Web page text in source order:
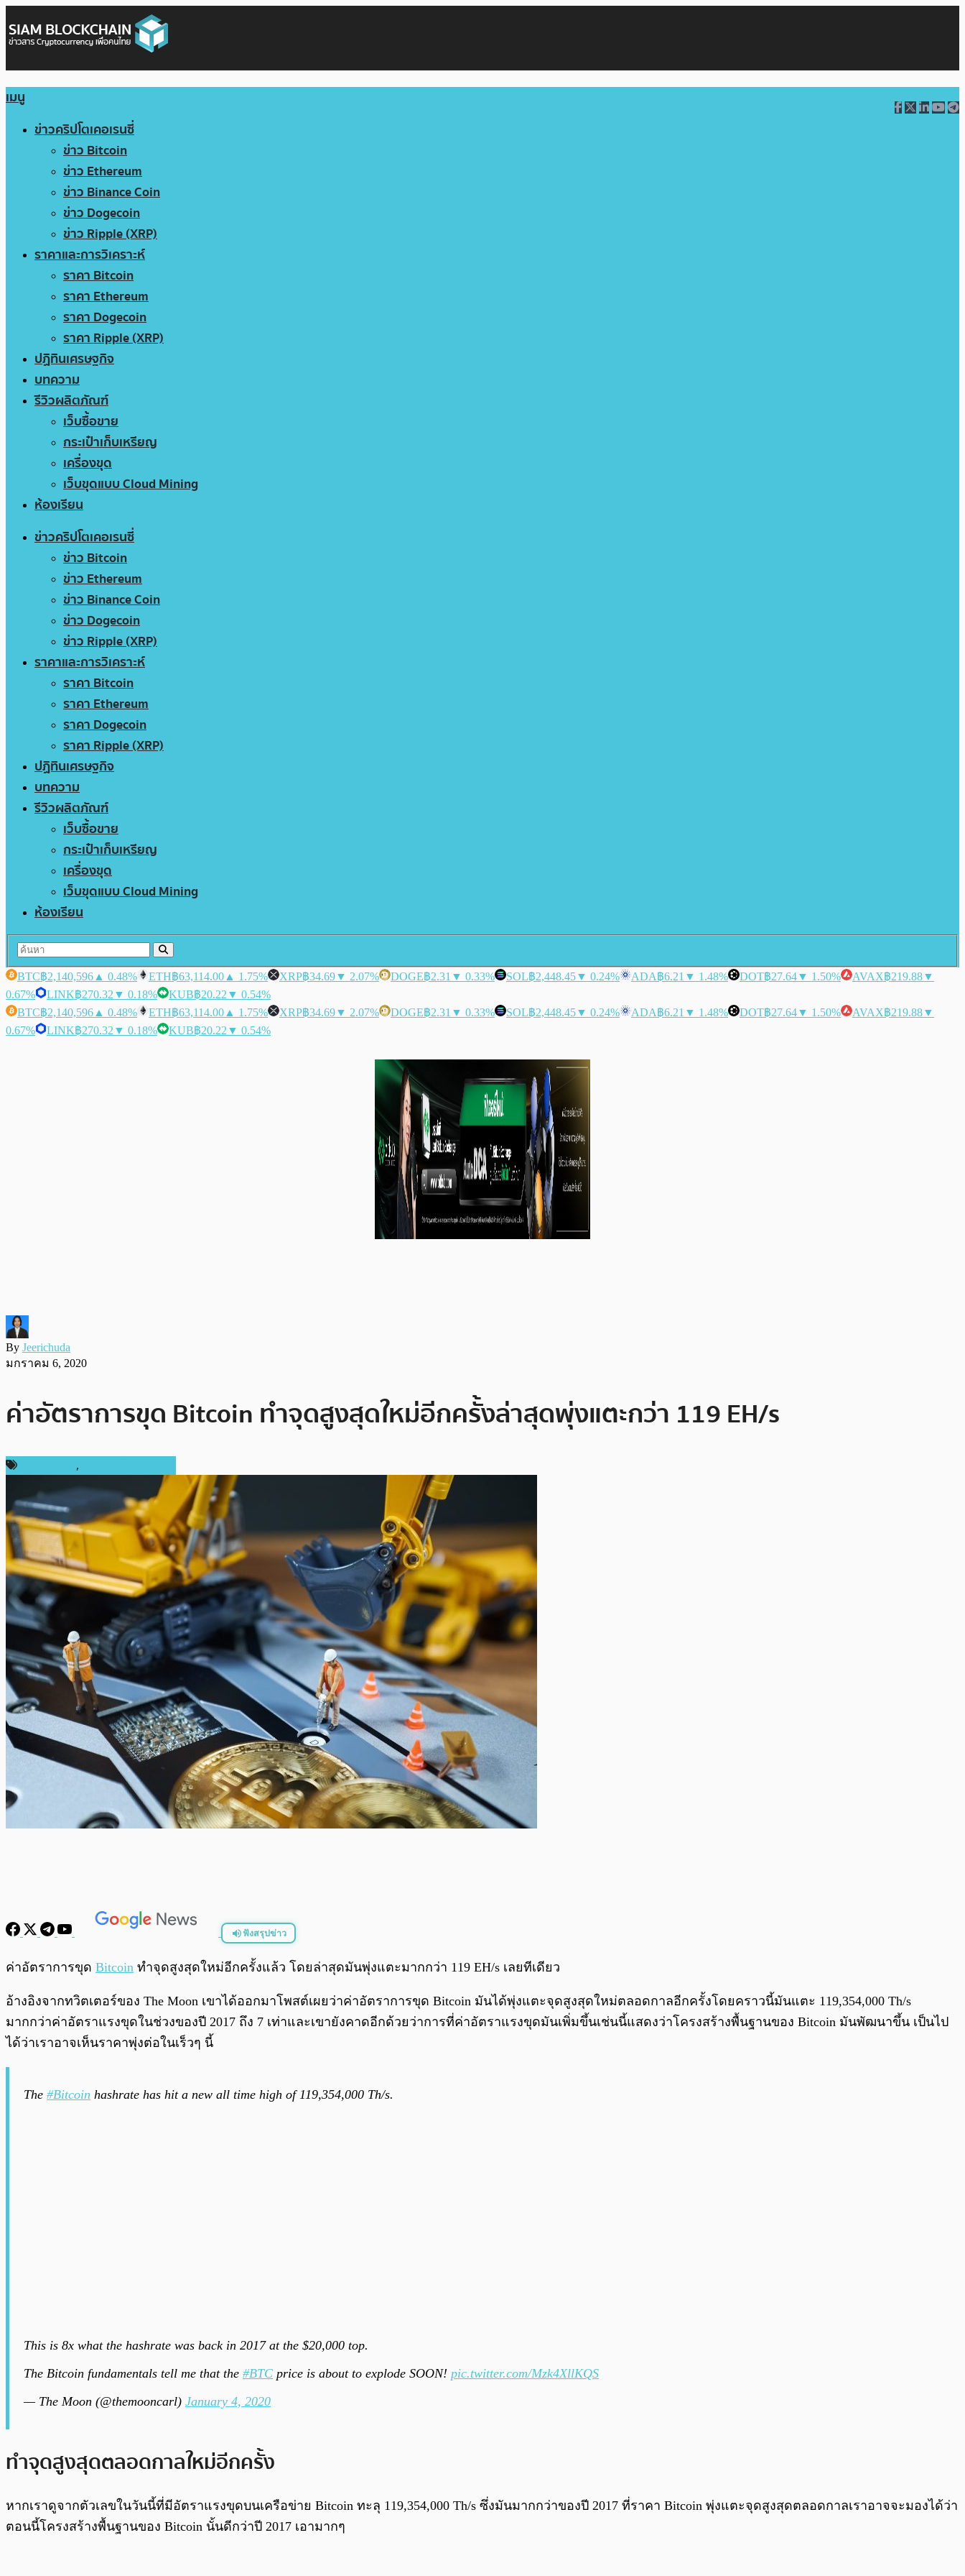
เมนู
ข่าวคริปโตเคอเรนซี่
ข่าว Bitcoin
ข่าว Ethereum
ข่าว Binance Coin
ข่าว Dogecoin
ข่าว Ripple (XRP)
ราคาและการวิเคราะห์
ราคา Bitcoin
ราคา Ethereum
ราคา Dogecoin
ราคา Ripple (XRP)
ปฏิทินเศรษฐกิจ
บทความ
รีวิวผลิตภัณฑ์
เว็บซื้อขาย
กระเป๋าเก็บเหรียญ
เครื่องขุด
เว็บขุดแบบ Cloud Mining
ห้องเรียน
ข่าวคริปโตเคอเรนซี่
ข่าว Bitcoin
ข่าว Ethereum
ข่าว Binance Coin
ข่าว Dogecoin
ข่าว Ripple (XRP)
ราคาและการวิเคราะห์
ราคา Bitcoin
ราคา Ethereum
ราคา Dogecoin
ราคา Ripple (XRP)
ปฏิทินเศรษฐกิจ
บทความ
รีวิวผลิตภัณฑ์
เว็บซื้อขาย
กระเป๋าเก็บเหรียญ
เครื่องขุด
เว็บขุดแบบ Cloud Mining
ห้องเรียน
BTC฿2,140,596 ▲ 0.48% ETH฿63,114.00 ▲ 1.75% XRP฿34.69▼ 2.07% DOGE฿2.31 ▼ 0.33% SOL฿2,448.45▼ 0.24% ADA฿6.21 ▼ 1.48% DOT฿27.64▼ 1.50% AVAX฿219.88▼
0.67%
LINK฿270.32 ▼ 0.18% KUB฿20.22 ▼ 0.54%
BTC฿2,140,596 ▲ 0.48% ETH฿63,114.00 ▲ 1.75% XRP฿34.69▼ 2.07% DOGE฿2.31 ▼ 0.33% SOL฿2,448.45▼ 0.24% ADA฿6.21 ▼ 1.48% DOT฿27.64▼ 1.50% AVAX฿219.88▼
0.67%
LINK฿270.32 ▼ 0.18% KUB฿20.22 ▼ 0.54%
By Jeerichuda
มกราคม 6, 2020
ค่าอัตราการขุด Bitcoin ทำจุดสูงสุดใหม่อีกครั้งล่าสุดพุ่งแตะกว่า 119 EH/s
,
ฟังสรุปข่าว
ค่าอัตราการขุด Bitcoin ทำจุดสูงสุดใหม่อีกครั้งแล้ว โดยล่าสุดมันพุ่งแตะมากกว่า 119 EH/s เลยทีเดียว
อ้างอิงจากทวิตเตอร์ของ The Moon เขาได้ออกมาโพสต์เผยว่าค่าอัตราการขุด Bitcoin มันได้พุ่งแตะจุดสูงสุดใหม่ตลอดกาลอีกครั้งโดยคราวนี้มันแตะ 119,354,000 Th/s
มากกว่าค่าอัตราแรงขุดในช่วงของปี 2017 ถึง 7 เท่าและเขายังคาดอีกด้วยว่าการที่ค่าอัตราแรงขุดมันเพิ่มขึ้นเช่นนี้แสดงว่าโครงสร้างพื้นฐานของ Bitcoin มันพัฒนาขึ้น เป็นไป
ได้ว่าเราอาจเห็นราคาพุ่งต่อในเร็วๆ นี้
The #Bitcoin hashrate has hit a new all time high of 119,354,000 Th/s.
This is 8x what the hashrate was back in 2017 at the $20,000 top.
The Bitcoin fundamentals tell me that the #BTC price is about to explode SOON! pic.twitter.com/Mzk4XllKQS
— The Moon (@themooncarl) January 4, 2020
ทำจุดสูงสุดตลอดกาลใหม่อีกครั้ง
หากเราดูจากตัวเลขในวันนี้ที่มีอัตราแรงขุดบนเครือข่าย Bitcoin ทะลุ 119,354,000 Th/s ซึ่งมันมากกว่าของปี 2017 ที่ราคา Bitcoin พุ่งแตะจุดสูงสุดตลอดกาลเราอาจจะมองได้ว่า
ตอนนี้โครงสร้างพื้นฐานของ Bitcoin นั้นดีกว่าปี 2017 เอามากๆ